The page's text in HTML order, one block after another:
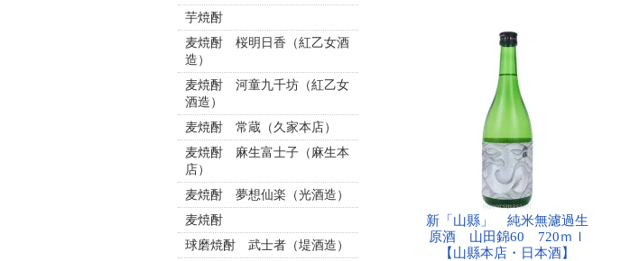
芋焼酎
麦焼酎 桜明日香（紅乙女酒
造）
麦焼酎 河童九千坊（紅乙女
酒造）
麦焼酎 常蔵（久家本店）
麦焼酎 麻生富士子（麻生本
店）
麦焼酎 夢想仙楽（光酒造）
麦焼酎
球磨焼酎 武士者（堤酒造）
新「山縣」 純米無濾過生
原酒 山田錦60 720ｍｌ
【山縣本店・日本酒】